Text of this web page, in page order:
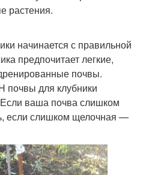
растения.
начинается с правильной
предпочитает легкие,
почвы.
почвы для клубники
Если ваша почва слишком
если слишком щелочная —